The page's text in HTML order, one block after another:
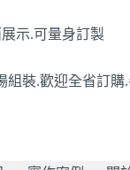
示.可量身訂製
裝.歡迎全省訂購.